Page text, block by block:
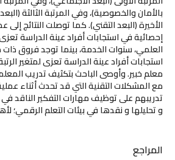
بالأمان والخصوصية)، وفي المرتبة الثالثة
الأخيرة (البعد التقني). كما توصلت النتائج
إحصائية في استجابات أفراد عينة الدراسة
العلمي، سنوات الخدمة، بينما توجد فروق
استجابات أفراد عينة الدراسة تعزى لمتغير
معلم خبير. وأوصى الباحث بتكثيف تدريب
مع المشكلات التقنية التي قد تحدث أثناء
تدريبهم على توظيف مهارات التفكير الناقد
و تحليلها و نقدها في بيئات التعلم الرقمي؛
المراجع